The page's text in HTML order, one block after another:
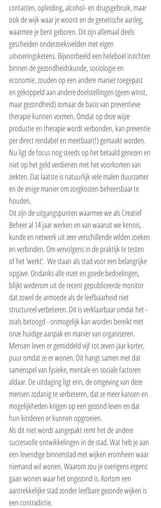
contacten, opleiding, alcohol- en drugsgebruik, maar
ook de wijk waar je woont en de genetische aanleg,
waarmee je bent geboren. Dit zijn allemaal deels
gescheiden onderzoeksvelden met eigen
uitvoeringsketens. Bijvoorbeeld een heleboel inzichten
binnen de gezondheidskunde, sociologie en
economie, zouden op een andere manier toegepast
en gekoppeld aan andere doelstellingen (geen winst,
maar gezondheid) zomaar de basis van preventieve
therapie kunnen vormen. Omdat op deze wijze
productie en therapie wordt verbonden, kan preventie
per direct rendabel en meetbaar(!) gemaakt worden.
Nu ligt de focus nog steeds op het betaald genezen en
niet op het geld verdienen met het voorkomen van
ziekten. Dat laatste is natuurlijk vele malen duurzamer
en de enige manier om zorgkosten beheersbaar te
houden.
Dit zijn de uitgangspunten waarmee we als Creatief
Beheer al 14 jaar werken en van waaruit we kennis,
kunde en netwerk uit zeer verschillende velden zoeken
en verbinden. Om vervolgens in de praktijk te testen
of het ‘werkt’.  We staan als stad voor een belangrijke
opgave. Ondanks alle inzet en goede bedoelingen,
blijkt wederom uit de recent gepubliceerde monitor
dat zowel de armoede als de leefbaarheid niet
structureel verbeteren. Dit is verklaarbaar omdat het -
zoals betoogd - onmogelijk kan worden bereikt met
onze huidige aanpak en manier van organiseren.
Mensen leven er gemiddeld vijf tot zeven jaar korter,
puur omdat ze er wonen. Dit hangt samen met dat
samenspel van fysieke, mentale en sociale factoren
aldaar. De uitdaging ligt erin, de omgeving van deze
mensen zodanig te verbeteren, dat ze meer kansen en
mogelijkheden krijgen op een gezond leven en dat
hun kinderen er kunnen opgroeien.
Als dit niet wordt aangepakt remt het de andere
succesvolle ontwikkelingen in de stad. Wat heb je aan
een levendige binnenstad met wijken eromheen waar
niemand wil wonen. Waarom zou je overigens ergens
gaan wonen waar het ongezond is. Kortom een
aantrekkelijke stad zonder leefbare gezonde wijken is
een contradictie.